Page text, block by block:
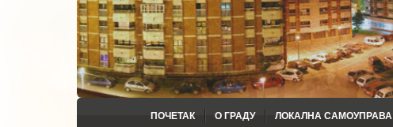
ПОЧЕТАК О ГРАДУ ЛОКАЛНА САМОУПРАВА